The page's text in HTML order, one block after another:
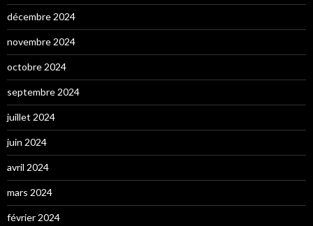
décembre 2024
novembre 2024
octobre 2024
septembre 2024
juillet 2024
juin 2024
avril 2024
mars 2024
février 2024